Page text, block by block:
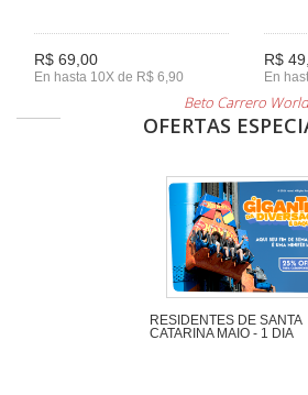
R$ 69,00
En hasta 10X de R$ 6,90
R$
En
Beto Carrero World
OFERTAS
RESIDENTES DE SANTA
CATARINA MAIO - 1 DIA